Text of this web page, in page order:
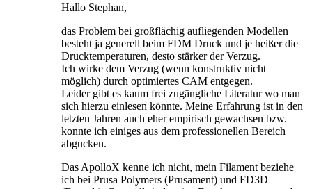
Hallo Stephan,
das Problem bei großflächig aufliegenden Modellen
besteht ja generell beim FDM Druck und je heißer die
Drucktemperaturen, desto stärker der Verzug.
Ich wirke dem Verzug (wenn konstruktiv nicht
möglich) durch optimiertes CAM entgegen.
Leider gibt es kaum frei zugängliche Literatur wo man
sich hierzu einlesen könnte. Meine Erfahrung ist in den
letzten Jahren auch eher empirisch gewachsen bzw.
konnte ich einiges aus dem professionellen Bereich
abgucken.
Das ApolloX kenne ich nicht, mein Filament beziehe
ich bei Prusa Polymers (Prusament) und FD3D